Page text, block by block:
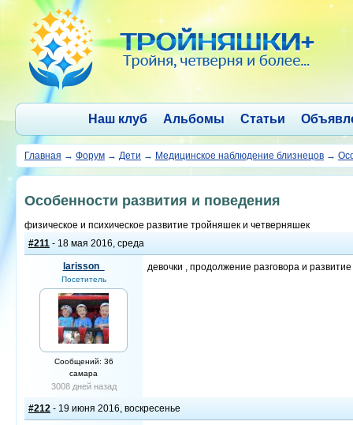
Наш клуб Альбомы Статьи
Главная → Форум → Дети → Медицинское наблюдение близнецов →
Особенности развития и поведения
физическое и психическое развитие тройняшек и четверняшек
#211 - 18 мая 2016, среда
larisson_
Посетитель
Сообщений: 36
самара
3008 дней назад
девочки , продолжение разговора и
#212 - 19 июня 2016, воскресенье